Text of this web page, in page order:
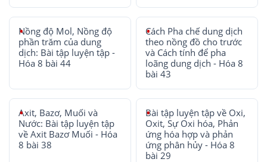
Nồng độ Mol, Nồng độ
phần trăm của dung
dịch: Bài tập luyện tập -
Hóa 8 bài 44
Cách Pha chế dung dịch
theo nồng đồ cho trước
và Cách tính để pha
loãng dung dịch - Hóa 8
bài 43
Axit, Bazơ, Muối và
Nước: Bài tập luyện tập
về Axit Bazơ Muối - Hóa
8 bài 38
Bài tập luyện tập về Oxi,
Oxit, Sự Oxi hóa, Phản
ứng hóa hợp và phản
ứng phân hủy - Hóa 8
bài 29